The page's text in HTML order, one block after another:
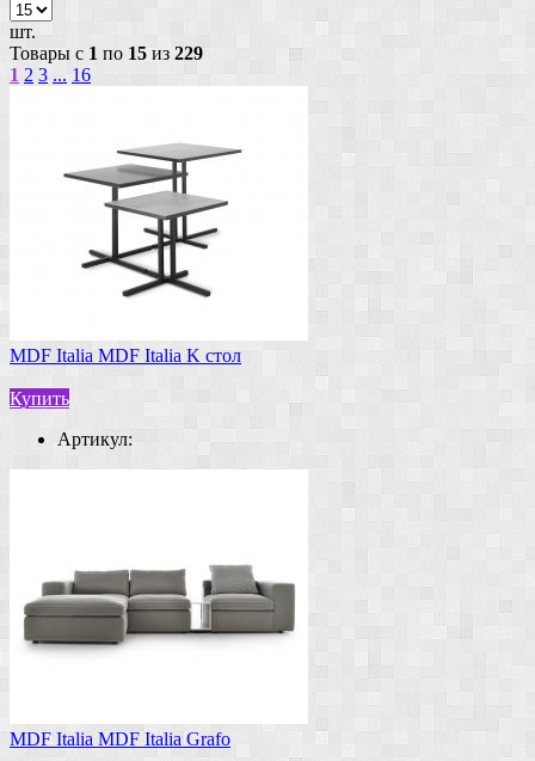
шт.
Товары с 1 по 15 из 229
1 2 3 ... 16
MDF Italia MDF Italia K стол
Купить
Артикул:
MDF Italia MDF Italia Grafo